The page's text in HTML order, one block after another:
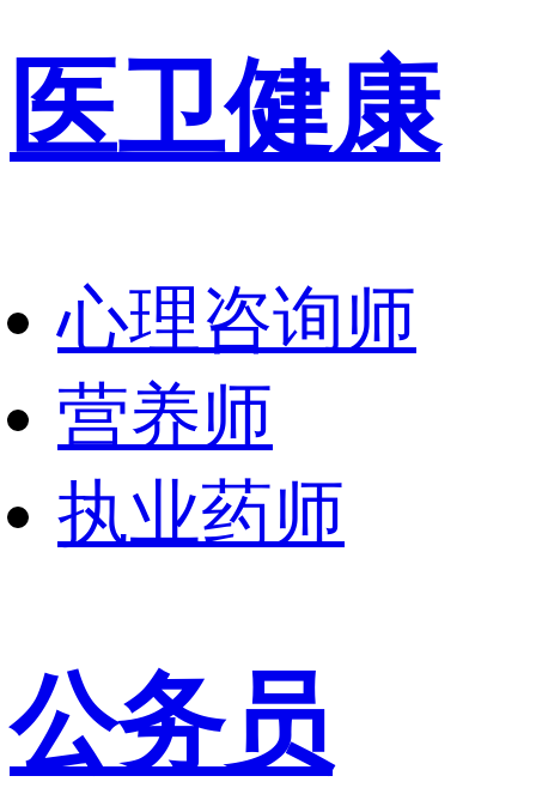
医卫健康
心理咨询师
营养师
执业药师
公务员